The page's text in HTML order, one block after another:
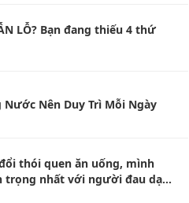
LỖ? Bạn đang thiếu 4 thứ
Nước Nên Duy Trì Mỗi Ngày
thói quen ăn uống, mình
trọng nhất với người đau dạ